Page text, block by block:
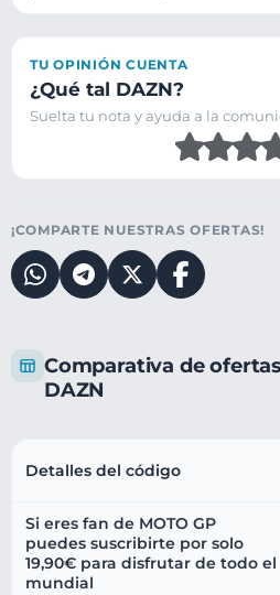
Comparativa de
DAZN
Detalles del código
Si eres fan de MOTO GP
puedes suscribirte por solo
19,90€ para disfrutar de todo el
mundial
TU OPINIÓN CUENTA
¿Qué tal DAZN?
Suelta tu nota y ayuda a la
¡COMPARTE NUESTRAS OFERTAS!